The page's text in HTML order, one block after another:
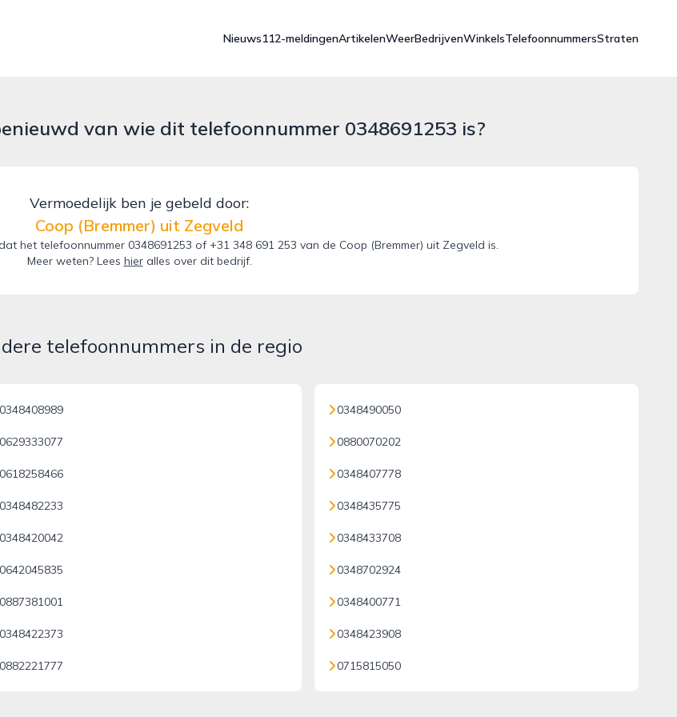
Nieuws112-meldingenArtikelenWeerBedrijvenWinkelsTelefoonnummersStraten
van wie dit telefoonnummer 0348691253 is?
Vermoedelijk ben je gebeld door:
Coop (Bremmer) uit Zegveld
het telefoonnummer 0348691253 of +31 348 691 253 van de Coop (Bremmer) uit Zegveld is.
Meer weten? Lees hieralles over dit bedrijf.
telefoonnummers in de regio
0348408989
0629333077
0618258466
0348482233
0348420042
0642045835
0887381001
0348422373
0882221777
0348490050
0880070202
0348407778
0348435775
0348433708
0348702924
0348400771
0348423908
0715815050